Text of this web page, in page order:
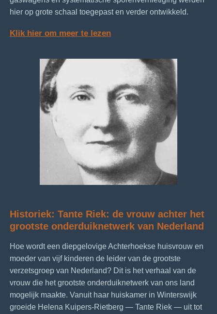
hier op grote schaal toegepast en verder ontwikkeld.
Klik hier om meer te lezen
Historiek: Tante Riek: de vrouw achter het
grootste onderduiknetwerk van Nederland
Hoe wordt een diepgelovige Achterhoekse huisvrouw en
moeder van vijf kinderen de leider van de grootste
verzetsgroep van Nederland? Dit is het verhaal van de
vrouw die het grootste onderduiknetwerk van ons land
mogelijk maakte. Vanuit haar huiskamer in Winterswijk
groeide Helena Kuipers-Rietberg — Tante Riek — uit tot